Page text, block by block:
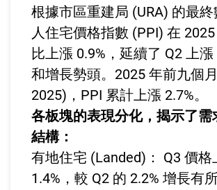
根據市區重建局 (URA) 的最
人住宅價格指數 (PPI) 在
比上漲 0.9%，延續了 Q2 上漲
和增長勢頭。2025 年前九個
2025)，PPI 累計上漲 2.7%。
各板塊的表現分化，揭示了需
結構：
有地住宅 (Landed)： Q3 價格
1.4%，較 Q2 的 2.2% 增長有所